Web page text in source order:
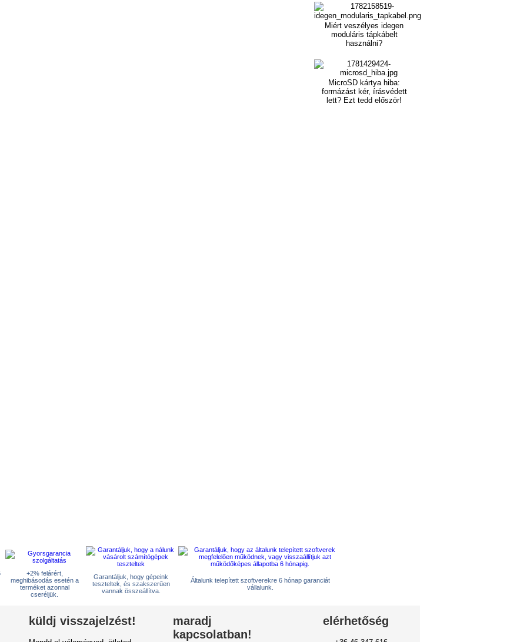
Miért veszélyes idegen
moduláris tápkábelt
használni?
MicroSD kártya hiba:
formázást kér, írásvédett
lett? Ezt tedd először!
+2% felárért,
meghibásodás esetén a
terméket azonnal
cseréljük.
Garantáljuk, hogy gépeink
teszteltek, és szakszerűen
vannak összeállítva.
Általunk telepített szoftverekre 6 hónap garanciát
vállalunk.
küldj visszajelzést!
maradj
kapcsolatban!
elérhetőség